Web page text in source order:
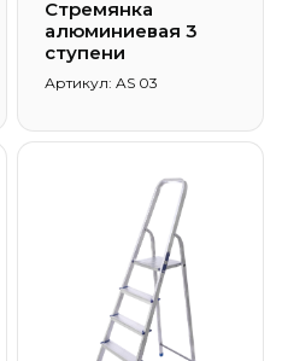
Стремянка
алюминиевая 3
ступени
Артикул: AS 03